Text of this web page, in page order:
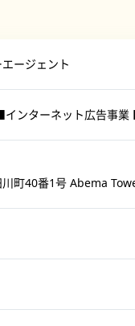
ージェント
ンターネット広告事
町40番1号 Abema